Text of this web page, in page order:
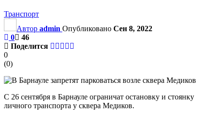
Транспорт
Автор admin Опубликовано Сен 8, 2022
0
46
Поделится
0
(0)
С 26 сентября в Барнауле ограничат остановку и стоянку
личного транспорта у сквера Медиков.